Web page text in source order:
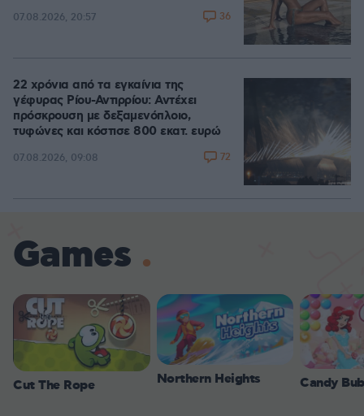
07.08.2026, 20:57 36
22 χρόνια από τα εγκαίνια της
γέφυρας Ρίου-Αντιρρίου: Αντέχει
πρόσκρουση με δεξαμενόπλοιο,
τυφώνες και κόστισε 800 εκατ. ευρώ
07.08.2026, 09:08 72
Games
Cut The Rope Northern Heights Candy